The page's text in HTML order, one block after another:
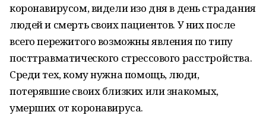
коронавирусом, видели изо дня в день страдания
людей и смерть своих пациентов. У них после
всего пережитого возможны явления по типу
посттравматического стрессового расстройства.
Среди тех, кому нужна помощь, люди,
потерявшие своих близких или знакомых,
умерших от коронавируса.